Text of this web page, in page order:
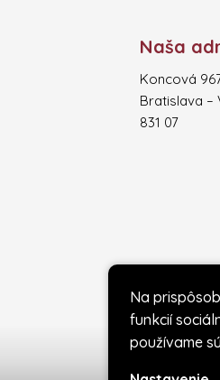
Na
funkcií
používame
Naša
Koncová
Bratislava –
831 07